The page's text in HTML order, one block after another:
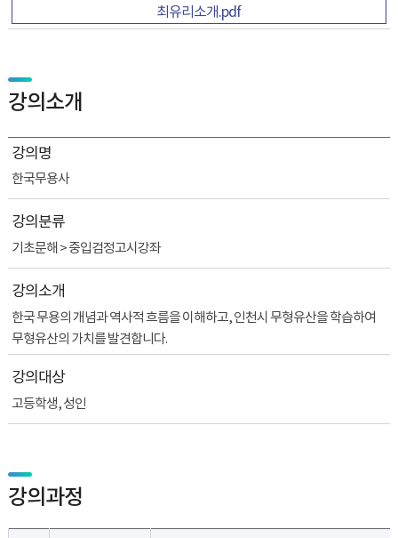
최유리소개.pdf
강의소개
강의명
한국무용사
강의분류
기초문해 > 중입검정고시강좌
강의소개
한국 무용의 개념과 역사적 흐름을 이해하고, 인천시 무형유산을 학습하여
무형유산의 가치를 발견합니다.
강의대상
고등학생, 성인
강의과정